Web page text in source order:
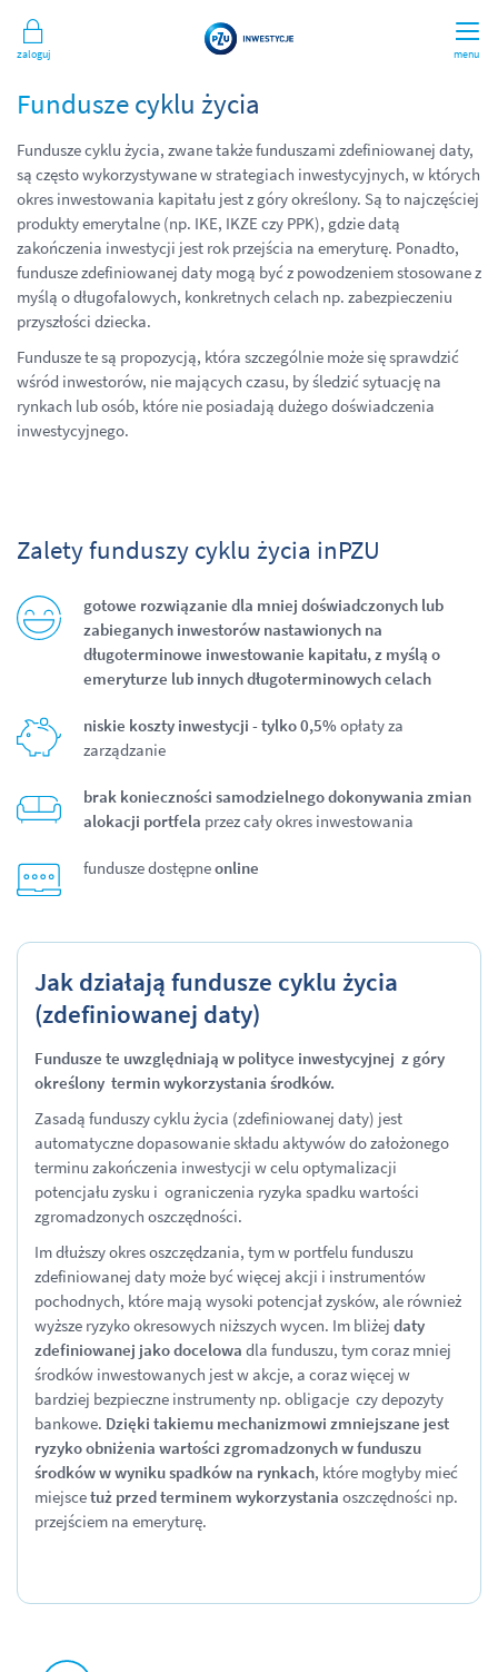
menu
Zaloguj
Fundusze cyklu życia
Fundusze cyklu życia, zwane także funduszami zdefiniowanej daty,
są często wykorzystywane w strategiach inwestycyjnych, w których
okres inwestowania kapitału jest z góry określony. Są to najczęściej
produkty emerytalne (np. IKE, IKZE czy PPK), gdzie datą
zakończenia inwestycji jest rok przejścia na emeryturę. Ponadto,
fundusze zdefiniowanej daty mogą być z powodzeniem stosowane z
myślą o długofalowych, konkretnych celach np. zabezpieczeniu
przyszłości dziecka.
Fundusze te są propozycją, która szczególnie może się sprawdzić
wśród inwestorów, nie mających czasu, by śledzić sytuację na
rynkach lub osób, które nie posiadają dużego doświadczenia
inwestycyjnego.
Zalety funduszy cyklu życia inPZU
gotowe rozwiązanie dla mniej doświadczonych lub
zabieganych inwestorów nastawionych na
długoterminowe inwestowanie kapitału, z myślą o
emeryturze lub innych długoterminowych celach
niskie koszty inwestycji - tylko 0,5% opłaty za
zarządzanie
brak konieczności samodzielnego dokonywania zmian
alokacji portfela przez cały okres inwestowania
fundusze dostępneonline
Jak działają fundusze cyklu życia
(zdefiniowanej daty)
Fundusze te uwzględniają w polityce inwestycyjnej z góry
określony termin wykorzystania środków.
Zasadą funduszy cyklu życia (zdefiniowanej daty) jest
automatyczne dopasowanie składu aktywów do założonego
terminu zakończenia inwestycji w celu optymalizacji
potencjału zysku i ograniczenia ryzyka spadku wartości
zgromadzonych oszczędności.
Im dłuższy okres oszczędzania, tym w portfelu funduszu
zdefiniowanej daty może być więcej akcji i instrumentów
pochodnych, które mają wysoki potencjał zysków, ale również
wyższe ryzyko okresowych niższych wycen. Im bliżej daty
zdefiniowanej jako docelowa dla funduszu, tym coraz mniej
środków inwestowanych jest w akcje, a coraz więcej w
bardziej bezpieczne instrumenty np. obligacje czy depozyty
bankowe. Dzięki takiemu mechanizmowi zmniejszane jest
ryzyko obniżenia wartości zgromadzonych w funduszu
środków w wyniku spadków na rynkach, które mogłyby mieć
miejscetuż przed terminem wykorzystania oszczędności np.
przejściem na emeryturę.